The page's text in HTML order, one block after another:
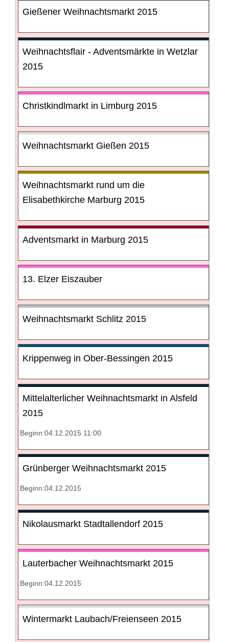
Gießener Weihnachtsmarkt 2015
Weihnachtsflair - Adventsmärkte in Wetzlar
2015
Christkindlmarkt in Limburg 2015
Weihnachtsmarkt Gießen 2015
Weihnachtsmarkt rund um die
Elisabethkirche Marburg 2015
Adventsmarkt in Marburg 2015
13. Elzer Eiszauber
Weihnachtsmarkt Schlitz 2015
Krippenweg in Ober-Bessingen 2015
Mittelalterlicher Weihnachtsmarkt in Alsfeld
2015
Beginn:04.12.2015 11:00
Grünberger Weihnachtsmarkt 2015
Beginn:04.12.2015
Nikolausmarkt Stadtallendorf 2015
Lauterbacher Weihnachtsmarkt 2015
Beginn:04.12.2015
Wintermarkt Laubach/Freienseen 2015